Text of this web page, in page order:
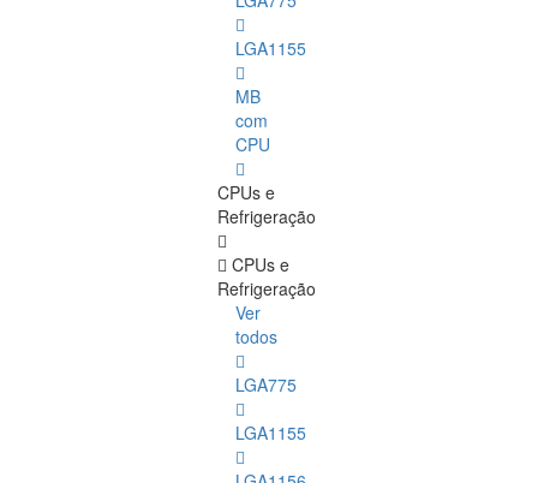
LGA1155
MB
com
CPU
CPUs e
Refrigeração
CPUs e
Refrigeração
Ver
todos
LGA775
LGA1155